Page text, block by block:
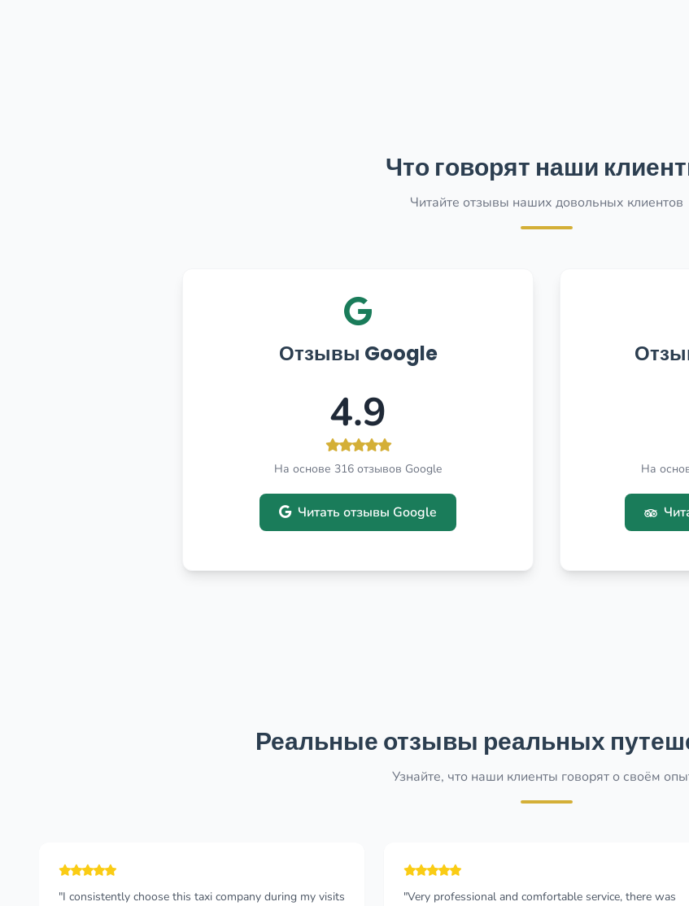
Что говорят наши
Читайте отзывы наших довольных клиентов
Отзывы Google
4.9
На основе 316 отзывов Google
Читать отзывы Google
На
Реальные отзывы реальных
Узнайте, что наши клиенты говорят о своём
"Very professional and comfortable service, there was
"The process from enquiring to book was